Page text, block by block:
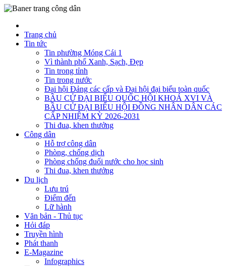
Trang chủ
Tin tức
Tin phường Móng Cái 1
Vì thành phố Xanh, Sạch, Đẹp
Tin trong tỉnh
Tin trong nước
Đại hội Đảng các cấp và Đại hội đại biểu toàn quốc
BẦU CỬ ĐẠI BIỂU QUỐC HỘI KHOÁ XVI VÀ
BẦU CỬ ĐẠI BIỂU HỘI ĐỒNG NHÂN DÂN CÁC
CẤP NHIỆM KỲ 2026-2031
Thi đua, khen thưởng
Công dân
Hỗ trợ công dân
Phòng, chống dịch
Phòng chống đuối nước cho học sinh
Thi đua, khen thưởng
Du lịch
Lưu trú
Điểm đến
Lữ hành
Văn bản - Thủ tục
Hỏi đáp
Truyền hình
Phát thanh
E-Magazine
Infographics